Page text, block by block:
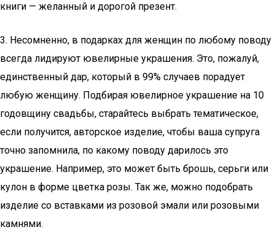
книги — желанный и дорогой презент.
3. Несомненно, в подарках для женщин по любому поводу
всегда лидируют ювелирные украшения. Это, пожалуй,
единственный дар, который в 99% случаев порадует
любую женщину. Подбирая ювелирное украшение на 10
годовщину свадьбы, старайтесь выбрать тематическое,
если получится, авторское изделие, чтобы ваша супруга
точно запомнила, по какому поводу дарилось это
украшение. Например, это может быть брошь, серьги или
кулон в форме цветка розы. Так же, можно подобрать
изделие со вставками из розовой эмали или розовыми
камнями.